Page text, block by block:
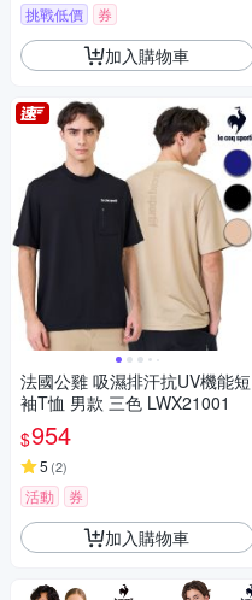
挑戰低價 券
加入購物車
法國公雞 吸濕排汗抗UV機能短
袖T恤 男款 三色 LWX21001
$954
5 (2)
活動 券
加入購物車